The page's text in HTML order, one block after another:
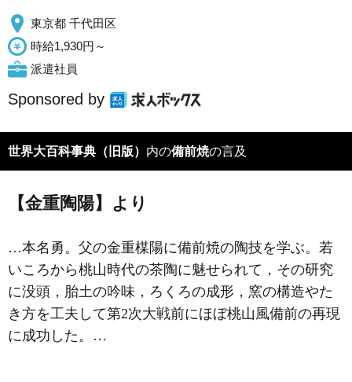
東京都 千代田区
時給1,930円～
派遣社員
Sponsored by
世界大百科事典（旧版） 内の備前焼の言及
【金重陶陽】より
…本名勇。父の金重楳陽に備前焼の陶技を学ぶ。若
いころから桃山時代の茶陶に魅せられて，その研究
に没頭，胎土の吟味，ろくろの成形，窯の構造やた
き方を工夫して第2次大戦前にほぼ桃山風備前の再現
に成功した。…